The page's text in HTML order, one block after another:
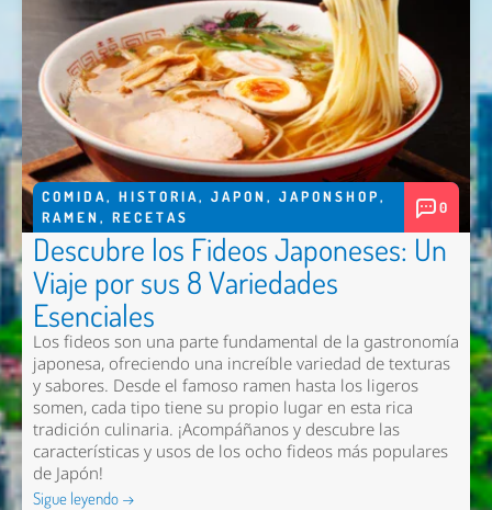
COMIDA, HISTORIA, JAPON , JAPONSHOP,
RAMEN , RECETAS
0
Descubre los Fideos Japoneses: Un
Viaje por sus 8 Variedades
Esenciales
Los fideos son una parte fundamental de la gastronomía
japonesa, ofreciendo una increíble variedad de texturas
y sabores. Desde el famoso ramen hasta los ligeros
somen, cada tipo tiene su propio lugar en esta rica
tradición culinaria. ¡Acompáñanos y descubre las
características y usos de los ocho fideos más populares
de Japón!
Sigue leyendo →